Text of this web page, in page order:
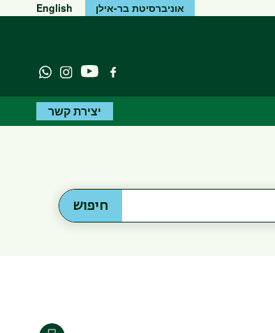
אוניברסיטת בר-אילן English
פייסבוקיוטיוב Instagram
יצירת קשר
חיפוש